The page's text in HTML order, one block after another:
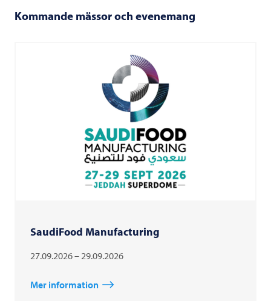
Kommande mässor och evenemang
SaudiFood Manufacturing
27.09.2026 – 29.09.2026
Mer information